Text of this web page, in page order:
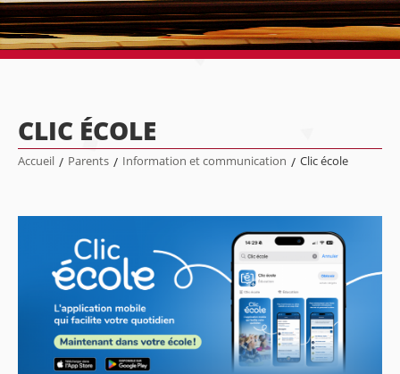
CLIC ÉCOLE
Accueil / Parents / Information et communication / Clic école